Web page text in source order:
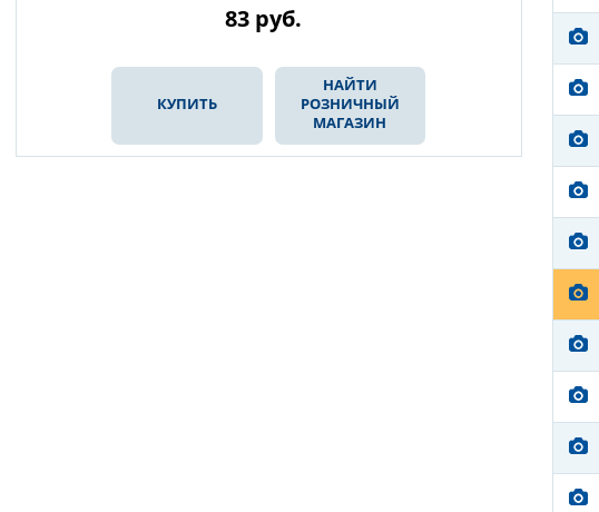
83 руб.
КУПИТЬ
НАЙТИ
РОЗНИЧНЫЙ
МАГАЗИН